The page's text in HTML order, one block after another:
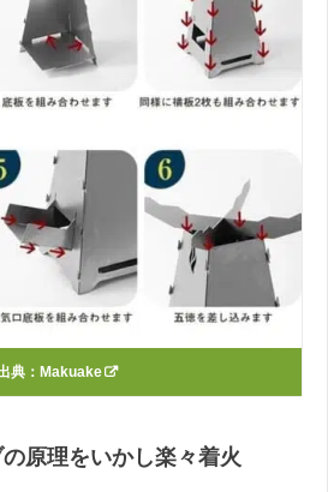
典： Makuake
原理をいかし楽々着火